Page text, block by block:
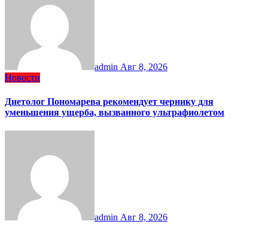
admin Авг 8, 2026
Новости
Диетолог Пономарева рекомендует чернику для
уменьшения ущерба, вызванного ультрафиолетом
admin Авг 8, 2026